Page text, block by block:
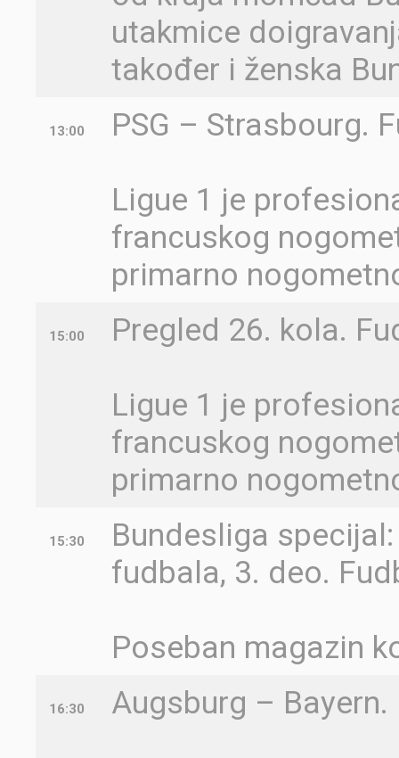
utakmice
također i ženska
13:00
PSG – Strasbourg.
Ligue 1 je
francuskog
primarno
15:00
Pregled 26. kola.
Ligue 1 je
francuskog
primarno
15:30
Bundesliga
fudbala, 3. deo.
Poseban magazin
16:30
Augsburg –